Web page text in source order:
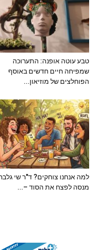
טבע עוטה אופנה: התערוכה
שמפיחה חיים חדשים באוסף
הפוחלצים של מוזיאון...
למה אנחנו צוחקים? ד"ר שי
מנסה לפצח את הסוד –...